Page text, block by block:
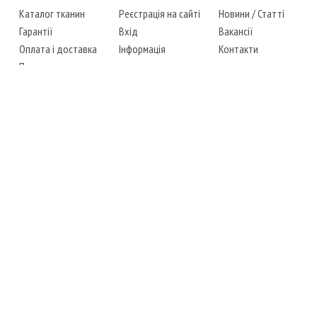
Каталог тканин
Гарантії
Оплата і доставка
Повернення товару
Реєстрація на сайті
Вхід
Інформація
Новини /Статті
Вакансії
Контакти